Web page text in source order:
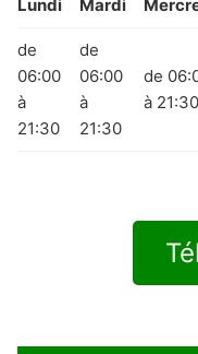
Lundi Mardi
de
06:00
à
21:30
de
06:00
à
21:30
de
à 21:30